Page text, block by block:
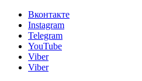
Вконтакте
Instagram
Telegram
YouTube
Viber
Viber